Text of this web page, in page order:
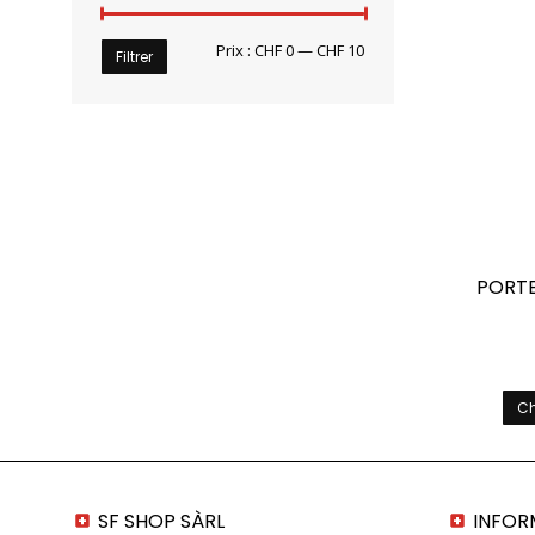
Prix
Prix
Filtrer Prix : CHF 0—CHF 10
SF SHOP SÀRL